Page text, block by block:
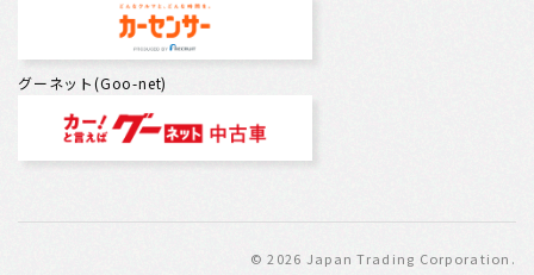
グーネット(Goo-net)
© 2026 Japan Trading Corporation.